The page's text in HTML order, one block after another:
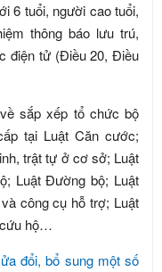
6 tuổi, người cao tuổi,
thông báo lưu trú,
điện tử (Điều 20, Điều
sắp xếp tổ chức bộ
tại Luật Căn cước;
trật tự ở cơ sở; Luật
Luật Đường bộ; Luật
công cụ hỗ trợ; Luật
hộ…
đổi, bổ sung một số